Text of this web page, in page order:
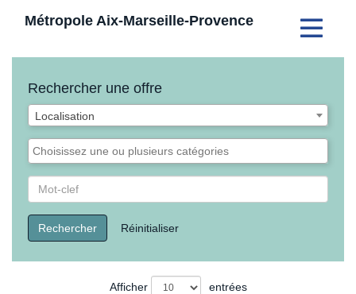
Toggle
Métropole Aix-Marseille-Provence
Rechercher une offre
Liste
des
ocalisations
Localisation
Liste
des
catégories
Rechercher
par
Mot-
clefRechercher Réinitialiser
Afficher entrées